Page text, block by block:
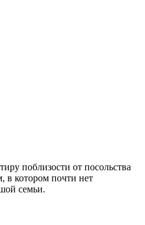
поблизости от посольства
в котором почти нет
семьи.